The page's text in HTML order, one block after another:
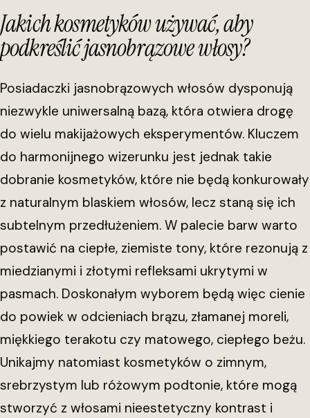
Jakich kosmetyków używać, aby
podkreślić jasnobrązowe włosy?
Posiadaczki jasnobrązowych włosów dysponują
niezwykle uniwersalną bazą, która otwiera drogę
do wielu makijażowych eksperymentów. Kluczem
do harmonijnego wizerunku jest jednak takie
dobranie kosmetyków, które nie będą konkurowały
z naturalnym blaskiem włosów, lecz staną się ich
subtelnym przedłużeniem. W palecie barw warto
postawić na ciepłe, ziemiste tony, które rezonują z
miedzianymi i złotymi refleksami ukrytymi w
pasmach. Doskonałym wyborem będą więc cienie
do powiek w odcieniach brązu, złamanej moreli,
miękkiego terakotu czy matowego, ciepłego beżu.
Unikajmy natomiast kosmetyków o zimnym,
srebrzystym lub różowym podtonie, które mogą
stworzyć z włosami nieestetyczny kontrast i